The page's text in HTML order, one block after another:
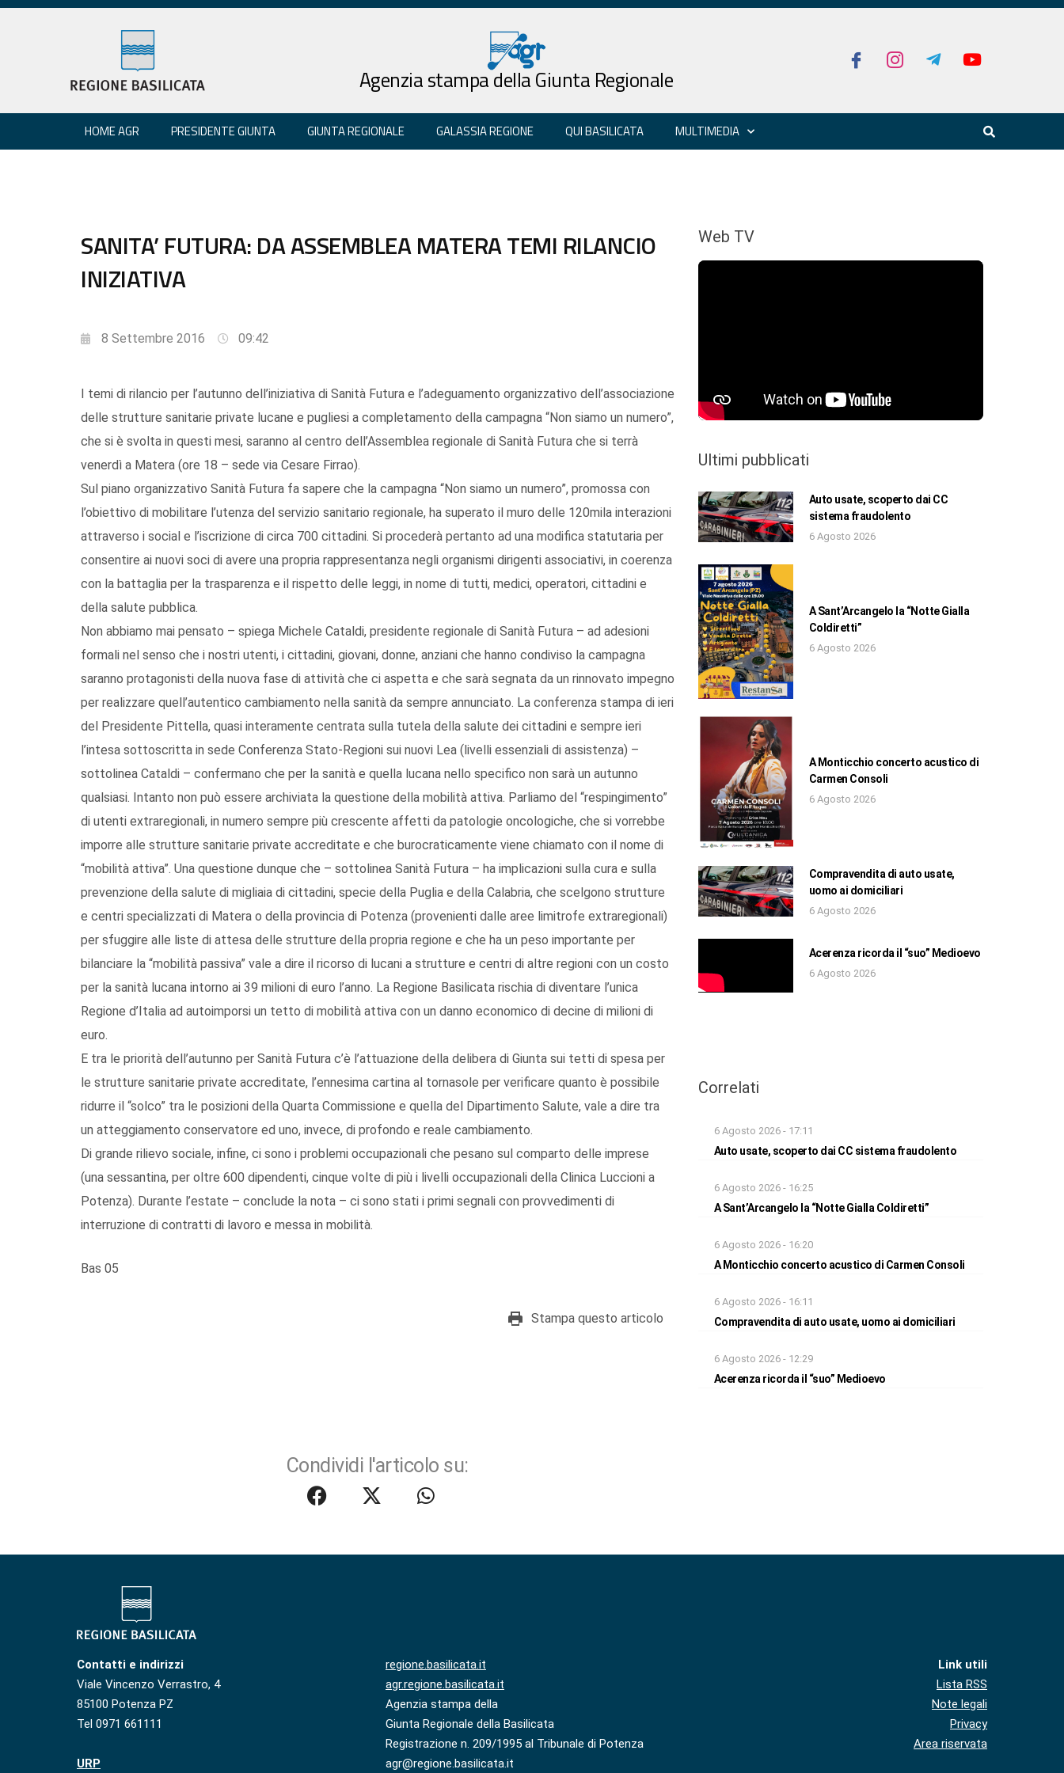
Agenzia stampa della Giunta Regionale
HOME AGR PRESIDENTE GIUNTA GIUNTA REGIONALE GALASSIA REGIONE QUI BASILICATA MULTIMEDIA
SANITA’ FUTURA: DA ASSEMBLEA MATERA TEMI RILANCIO
INIZIATIVA
8 Settembre 2016 09:42
I temi di rilancio per l’autunno dell’iniziativa di Sanità Futura e l’adeguamento organizzativo dell’associazione
delle strutture sanitarie private lucane e pugliesi a completamento della campagna “Non siamo un numero”,
che si è svolta in questi mesi, saranno al centro dell’Assemblea regionale di Sanità Futura che si terrà
venerdì a Matera (ore 18 – sede via Cesare Firrao).
Sul piano organizzativo Sanità Futura fa sapere che la campagna “Non siamo un numero”, promossa con
l’obiettivo di mobilitare l’utenza del servizio sanitario regionale, ha superato il muro delle 120mila interazioni
attraverso i social e l’iscrizione di circa 700 cittadini. Si procederà pertanto ad una modifica statutaria per
consentire ai nuovi soci di avere una propria rappresentanza negli organismi dirigenti associativi, in coerenza
con la battaglia per la trasparenza e il rispetto delle leggi, in nome di tutti, medici, operatori, cittadini e
della salute pubblica.
Non abbiamo mai pensato – spiega Michele Cataldi, presidente regionale di Sanità Futura – ad adesioni
formali nel senso che i nostri utenti, i cittadini, giovani, donne, anziani che hanno condiviso la campagna
saranno protagonisti della nuova fase di attività che ci aspetta e che sarà segnata da un rinnovato impegno
per realizzare quell’autentico cambiamento nella sanità da sempre annunciato. La conferenza stampa di ieri
del Presidente Pittella, quasi interamente centrata sulla tutela della salute dei cittadini e sempre ieri
l’intesa sottoscritta in sede Conferenza Stato-Regioni sui nuovi Lea (livelli essenziali di assistenza) –
sottolinea Cataldi – confermano che per la sanità e quella lucana nello specifico non sarà un autunno
qualsiasi. Intanto non può essere archiviata la questione della mobilità attiva. Parliamo del “respingimento”
di utenti extraregionali, in numero sempre più crescente affetti da patologie oncologiche, che si vorrebbe
imporre alle strutture sanitarie private accreditate e che burocraticamente viene chiamato con il nome di
“mobilità attiva”. Una questione dunque che – sottolinea Sanità Futura – ha implicazioni sulla cura e sulla
prevenzione della salute di migliaia di cittadini, specie della Puglia e della Calabria, che scelgono strutture
e centri specializzati di Matera o della provincia di Potenza (provenienti dalle aree limitrofe extraregionali)
per sfuggire alle liste di attesa delle strutture della propria regione e che ha un peso importante per
bilanciare la “mobilità passiva” vale a dire il ricorso di lucani a strutture e centri di altre regioni con un costo
per la sanità lucana intorno ai 39 milioni di euro l’anno. La Regione Basilicata rischia di diventare l’unica
Regione d’Italia ad autoimporsi un tetto di mobilità attiva con un danno economico di decine di milioni di
euro.
E tra le priorità dell’autunno per Sanità Futura c’è l’attuazione della delibera di Giunta sui tetti di spesa per
le strutture sanitarie private accreditate, l’ennesima cartina al tornasole per verificare quanto è possibile
ridurre il “solco” tra le posizioni della Quarta Commissione e quella del Dipartimento Salute, vale a dire tra
un atteggiamento conservatore ed uno, invece, di profondo e reale cambiamento.
Di grande rilievo sociale, infine, ci sono i problemi occupazionali che pesano sul comparto delle imprese
(una sessantina, per oltre 600 dipendenti, cinque volte di più i livelli occupazionali della Clinica Luccioni a
Potenza). Durante l’estate – conclude la nota – ci sono stati i primi segnali con provvedimenti di
interruzione di contratti di lavoro e messa in mobilità.
Bas 05
Stampa questo articolo
Condividi l'articolo su:
Web TV
Ultimi pubblicati
Auto usate, scoperto dai CC
sistema fraudolento
6 Agosto 2026
A Sant’Arcangelo la “Notte Gialla
Coldiretti”
6 Agosto 2026
A Monticchio concerto acustico di
Carmen Consoli
6 Agosto 2026
Compravendita di auto usate,
uomo ai domiciliari
6 Agosto 2026
Acerenza ricorda il “suo” Medioevo
6 Agosto 2026
Correlati
6 Agosto 2026 - 17:11
Auto usate, scoperto dai CC sistema fraudolento
6 Agosto 2026 - 16:25
A Sant’Arcangelo la “Notte Gialla Coldiretti”
6 Agosto 2026 - 16:20
A Monticchio concerto acustico di Carmen Consoli
6 Agosto 2026 - 16:11
Compravendita di auto usate, uomo ai domiciliari
6 Agosto 2026 - 12:29
Acerenza ricorda il “suo” Medioevo
Contatti e indirizzi
Viale Vincenzo Verrastro, 4
85100 Potenza PZ
Tel 0971 661111
URP
regione.basilicata.it
agr.regione.basilicata.it
Agenzia stampa della
Giunta Regionale della Basilicata
Registrazione n. 209/1995 al Tribunale di Potenza
agr@regione.basilicata.it
Link utili
Lista RSS
Note legali
Privacy
Area riservata